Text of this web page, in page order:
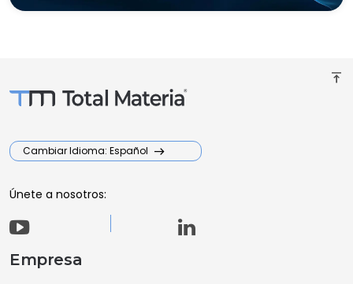
vertical_align_top
Cambiar Idioma: Español
Únete a nosotros:
Empresa